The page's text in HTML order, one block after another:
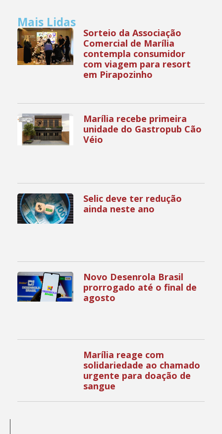
Mais Lidas
Sorteio da Associação
Comercial de Marília
contempla consumidor
com viagem para resort
em Pirapozinho
Marília recebe primeira
unidade do Gastropub Cão
Véio
Selic deve ter redução
ainda neste ano
Novo Desenrola Brasil
prorrogado até o final de
agosto
Marília reage com
solidariedade ao chamado
urgente para doação de
sangue